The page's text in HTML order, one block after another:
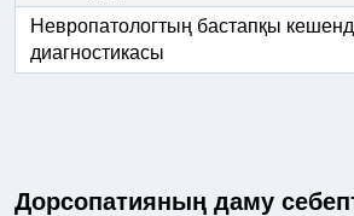
Невропатологтың бастапқы
диагностикасы
Дорсопатияның даму